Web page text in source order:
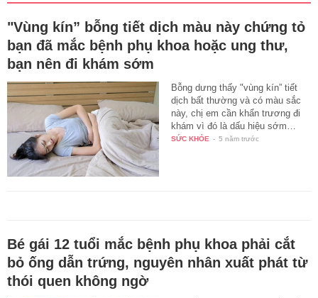
"Vùng kín” bỗng tiết dịch màu này chứng tỏ
bạn đã mắc bệnh phụ khoa hoặc ung thư,
bạn nên đi khám sớm
Bỗng dưng thấy "vùng kín” tiết
dịch bất thường và có màu sắc
này, chị em cần khẩn trương đi
khám vì đó là dấu hiệu sớm…
SỨC KHỎE - 5 năm trước
Bé gái 12 tuổi mắc bệnh phụ khoa phải cắt
bỏ ống dẫn trứng, nguyên nhân xuất phát từ
thói quen không ngờ